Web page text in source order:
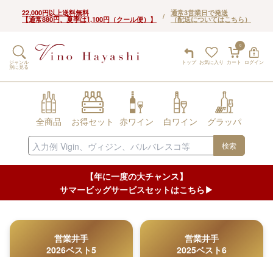
22,000円以上送料無料
【通常880円、夏季は1,100円（クール便）】 / 通常3営業日で発送
（配送についてはこちら）
トップ お気に入り
0
カート ログイン
ジャンル
別に見る
全商品 お得セット 赤ワイン 白ワイン グラッパ
検索
【年に一度の大チャンス】
サマービッグサービスセットはこちら▶︎
営業井手
2026ベスト5
営業井手
2025ベスト6